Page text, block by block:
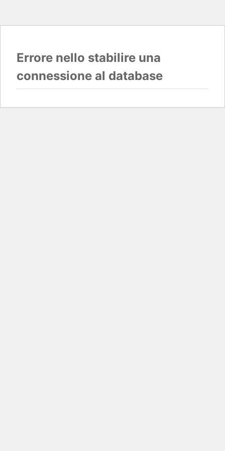
Errore nello stabilire una
connessione al database